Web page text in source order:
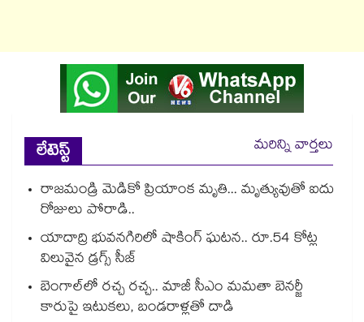
లేటెస్ట్
మరిన్ని వార్తలు
రాజమండ్రి మెడికో ప్రియాంక మృతి... మృత్యువుతో ఐదు
రోజులు పోరాడి..
యాదాద్రి భువనగిరిలో షాకింగ్ ఘటన.. రూ.54 కోట్ల
విలువైన డ్రగ్స్ సీజ్
బెంగాల్⁭లో రచ్చ రచ్చ.. మాజీ సీఎం మమతా బెనర్జీ
కారుపై ఇటుకలు, బండరాళ్లతో దాడి